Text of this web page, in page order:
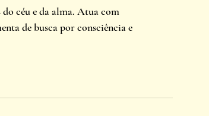
céu e da alma. Atua com
de busca por consciência e